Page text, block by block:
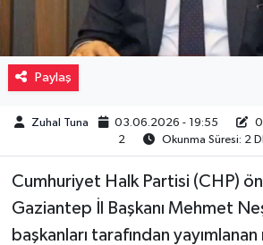
Paylaş
Zuhal Tuna 03.06.2026 - 19:55
2
Okunma Süresi: 2
Cumhuriyet Halk Partisi (CHP)
Gaziantep İl Başkanı Mehmet
başkanları tarafından
Sağlık
Sinemalar
Siyaset
Spor
Teknoloji